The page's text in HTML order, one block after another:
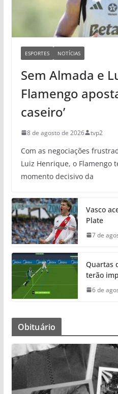
ESPORTES NOTÍCIAS
Sem Almada e
Flamengo
caseiro’
8 de agosto de 2026 tvp2
Com as negociações
Luiz Henrique, o Flamengo
momento decisivo da
Vasco
Plate
7 de
Quartas
terão
6 de
Obituário